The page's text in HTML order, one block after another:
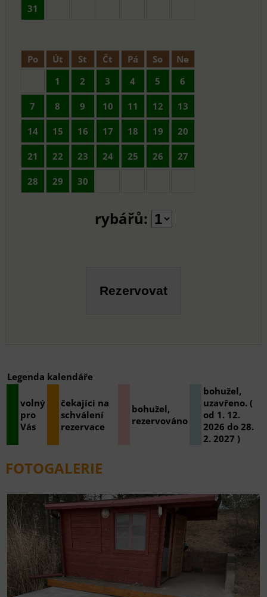
31
Po Út St Čt Pá So
Ne
1
2 3 4 5 6
7 8 9 10 11 12 13
14 15 16 17 18 19 20
21 22 23 24 25 26 27
28 29 30
rybářů:
Legenda kalendáře
volný
pro
Vás
čekajíci na
schválení
rezervace
bohužel,
rezervováno
bohužel,
uzavřeno. (
od 1. 12.
2026 do 28.
2. 2027 )
FOTOGALERIE